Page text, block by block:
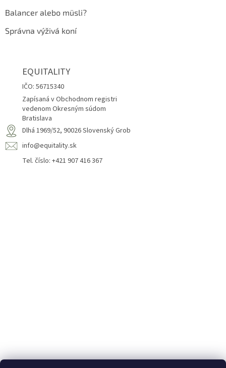
Balancer alebo müsli?
Správna výživá koní
EQUITALITY
IČO: 56715340
Zapísaná v Obchodnom registri
vedenom Okresným súdom
Bratislava
Dlhá 1969/52, 90026 Slovenský Grob
info@equitality.sk
Tel. číslo: +421 907 416 367